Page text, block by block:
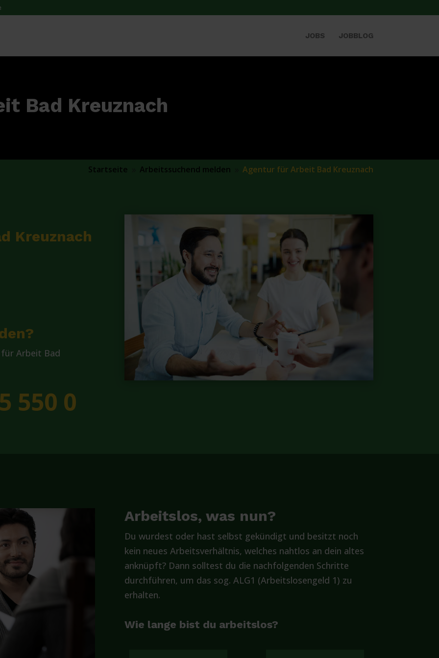
JOBS JOBBLOG
Bad Kreuznach
Startseite Arbeitssuchend melden Agentur für Arbeit Bad Kreuznach
Kreuznach
Arbeit Bad
550 0
Arbeitslos, was nun?
Du wurdest oder hast selbst gekündigt und besitzt noch
kein neues Arbeitsverhältnis, welches nahtlos an dein altes
anknüpft? Dann solltest du die nachfolgenden Schritte
durchführen, um das sog. ALG1 (Arbeitslosengeld 1) zu
erhalten.
Wie lange bist du arbeitslos?